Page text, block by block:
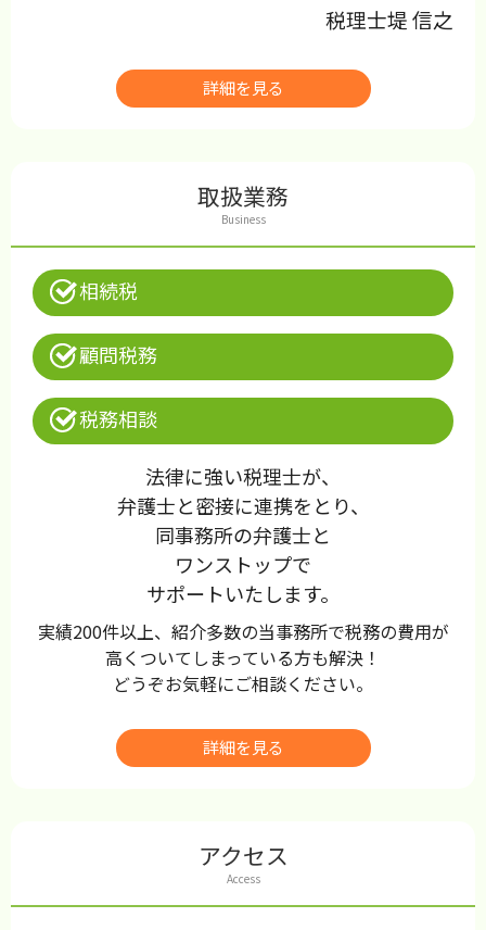
税理士堤 信之
詳細を見る
取扱業務
Business
相続税
顧問税務
税務相談
法律に強い税理士が、
弁護士と密接に連携をとり、
同事務所の弁護士と
ワンストップで
サポートいたします。
実績200件以上、紹介多数の当事務所で税務の費用が
高くついてしまっている方も解決！
どうぞお気軽にご相談ください。
詳細を見る
アクセス
Access